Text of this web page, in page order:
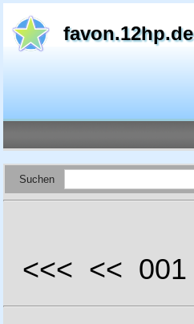
favon.12hp.de
Suchen
<<< << 001